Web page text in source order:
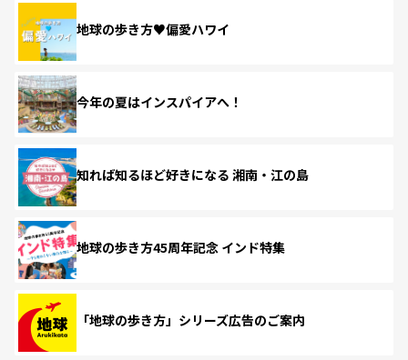
地球の歩き方♥偏愛ハワイ
今年の夏はインスパイアへ！
知れば知るほど好きになる 湘南・江の島
地球の歩き方45周年記念 インド特集
「地球の歩き方」シリーズ広告のご案内